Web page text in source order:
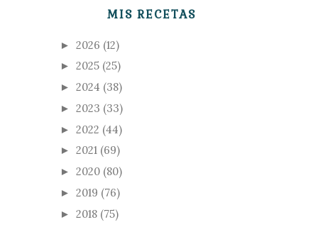
MIS RECETAS
► 2026 (12)
► 2025 (25)
► 2024 (38)
► 2023 (33)
► 2022 (44)
► 2021 (69)
► 2020 (80)
► 2019 (76)
► 2018 (75)